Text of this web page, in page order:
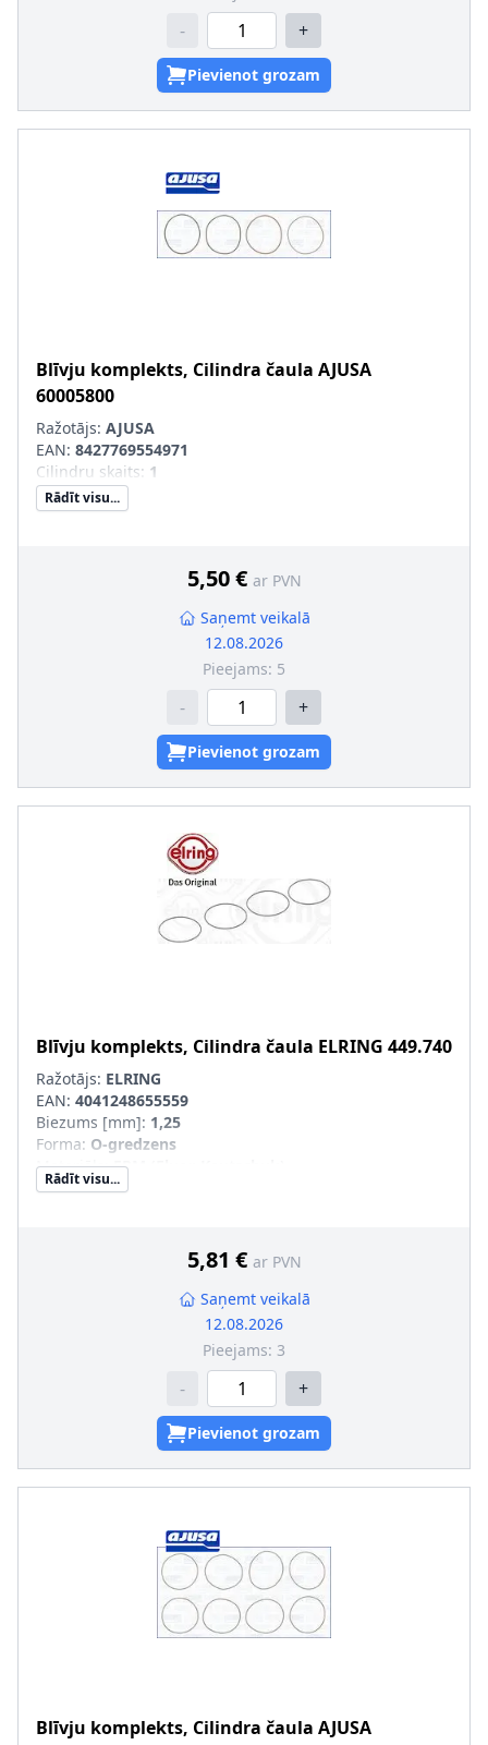
- +
Pievienot grozam
Blīvju komplekts, Cilindra čaula AJUSA
60005800
Ražotājs: AJUSA
EAN: 8427769554971
Cilindru skaits: 1
Rādīt visu...
5,50 € ar PVN
Saņemt veikalā
12.08.2026
Pieejams: 5
- +
Pievienot grozam
Blīvju komplekts, Cilindra čaula ELRING 449.740
Ražotājs: ELRING
EAN: 4041248655559
Biezums [mm]: 1,25
Forma: O-gredzens
Materiāls:FPM (Fluor-Kautschuk)
Iekšējais diametrs [mm]
Rādīt visu...
5,81 € ar PVN
Saņemt veikalā
12.08.2026
Pieejams: 3
- +
Pievienot grozam
Blīvju komplekts, Cilindra čaula AJUSA